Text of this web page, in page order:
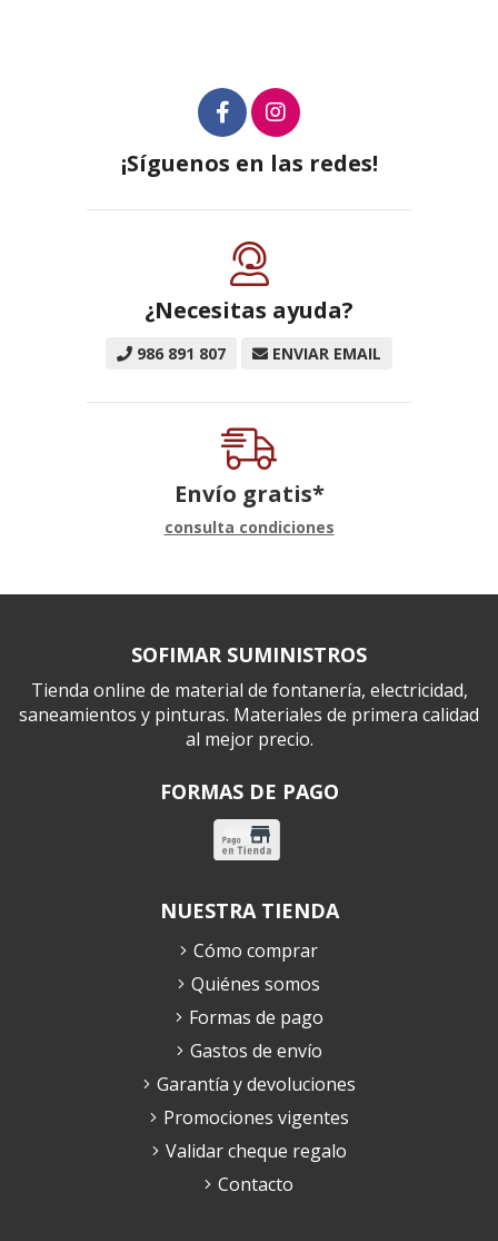
¡Síguenos en las redes!
¿Necesitas ayuda?
986 891 807 ENVIAR EMAIL
Envío gratis*
consulta condiciones
SOFIMAR SUMINISTROS
Tienda online de material de fontanería, electricidad,
saneamientos y pinturas. Materiales de primera calidad
al mejor precio.
FORMAS DE PAGO
NUESTRA TIENDA
Cómo comprar
Quiénes somos
Formas de pago
Gastos de envío
Garantía y devoluciones
Promociones vigentes
Validar cheque regalo
Contacto